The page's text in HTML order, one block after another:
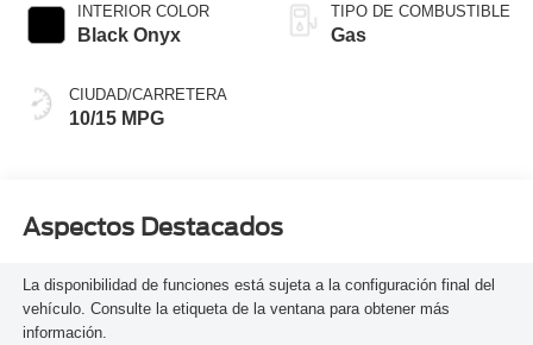
INTERIOR COLOR
Black Onyx
CIUDAD/CARRETERA
10/15 MPG
TIPO DE COMBUSTIBLE
Gas
Aspectos Destacados
La disponibilidad de funciones está sujeta a la configuración final del
vehículo. Consulte la etiqueta de la ventana para obtener más
información.